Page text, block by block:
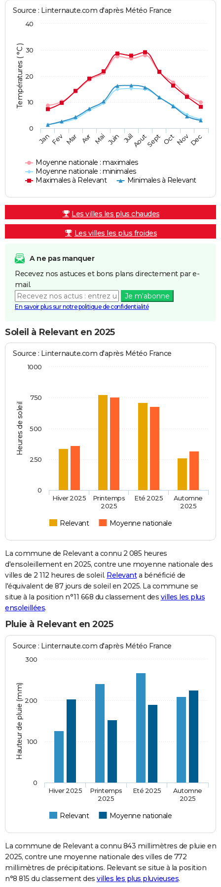
Températures ( °C )
Source : Linternaute.com d'après Météo France
Moyenne nationale : maximales
Moyenne nationale : minimales
Maximales à Relevant
Minimales à Relevant
JanFev Mar Avr Mai Juin JuilAoutSept OctNovDec
0
10
20
30
40
Les villes les plus chaudes
Les villes les plus froides
A ne pas manquer
Recevez nos astuces et bons plans directement par e-
mail.
Je m'abonne
En savoir plus sur notre politique de confidentialité
Soleil à Relevant en 2025
Heures de soleil
Source : Linternaute.com d'après Météo France
Relevant Moyenne nationale
Hiver 2025
Printemps
2025
Eté 2025
Automne
2025
0
1000
250
500
750
La commune de Relevant a connu 2 085 heures
d'ensoleillement en 2025, contre une moyenne nationale des
villes de 2 112 heures de soleil. Relevanta bénéficié de
l'équivalent de 87 jours de soleil en 2025. La commune se
situe à la position n°11 668 du classement des villes les plus
ensoleillées.
Pluie à Relevant en 2025
Hauteur de pluie (mm)
Source : Linternaute.com d'après Météo France
Relevant Moyenne nationale
Hiver 2025
Printemps
2025
Eté 2025
Automne
2025
0
100
200
300
La commune de Relevant a connu 843 millimètres de pluie en
2025, contre une moyenne nationale des villes de 772
millimètres de précipitations. Relevant se situe à la position
n°8 815 du classement des villes les plus pluvieuses.